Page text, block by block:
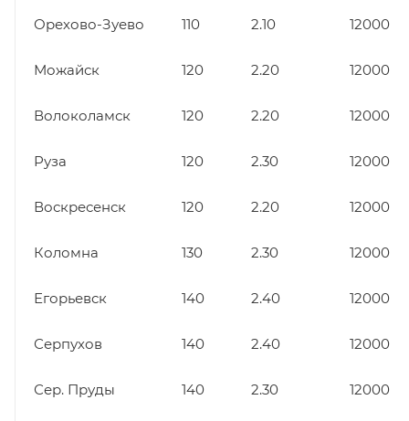
Орехово-Зуево 110 2.10 12000
Можайск 120 2.20 12000
Волоколамск 120 2.20 12000
Руза 120 2.30 12000
Воскресенск 120 2.20 12000
Коломна 130 2.30 12000
Егорьевск 140 2.40 12000
Серпухов 140 2.40 12000
Сер. Пруды 140 2.30 12000